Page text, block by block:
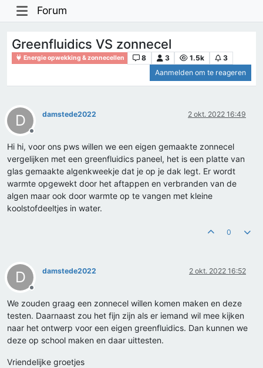
Forum
Greenfluidics VS zonnecel
Energie opwekking & zonnecellen 8 3 1.5k
3
Aanmelden om te reageren
D
Offline
damstede2022 2 okt. 2022 16:49
Hi hi, voor ons pws willen we een eigen gemaakte zonnecel
vergelijken met een greenfluidics paneel, het is een platte van
glas gemaakte algenkweekje dat je op je dak legt. Er wordt
warmte opgewekt door het aftappen en verbranden van de
algen maar ook door warmte op te vangen met kleine
koolstofdeeltjes in water.
0
D
Offline
damstede2022 2 okt. 2022 16:52
We zouden graag een zonnecel willen komen maken en deze
testen. Daarnaast zou het fijn zijn als er iemand wil mee kijken
naar het ontwerp voor een eigen greenfluidics. Dan kunnen we
deze op school maken en daar uittesten.
Vriendelijke groetjes